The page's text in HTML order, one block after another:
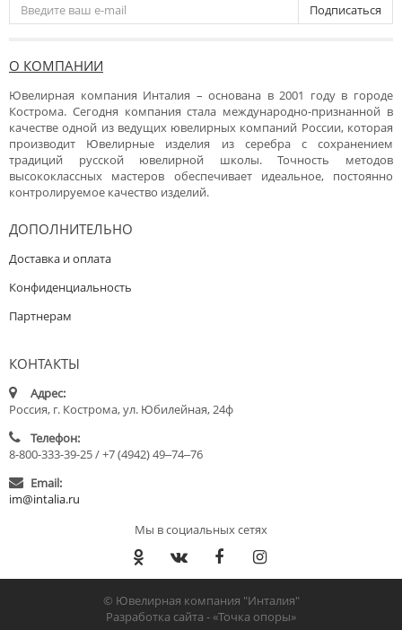
Подписаться
О КОМПАНИИ
Ювелирная компания Инталия – основана в 2001 году в городе
Кострома. Сегодня компания стала международно-признанной в
качестве одной из ведущих ювелирных компаний России, которая
производит Ювелирные изделия из серебра с сохранением
традиций русской ювелирной школы. Точность методов
высококлассных мастеров обеспечивает идеальное, постоянно
контролируемое качество изделий.
ДОПОЛНИТЕЛЬНО
Доставка и оплата
Конфиденциальность
Партнерам
КОНТАКТЫ
Адрес:
Россия, г. Кострома, ул. Юбилейная, 24ф
Телефон:
8-800-333-39-25 / +7 (4942) 49‒74‒76
Email:
im@intalia.ru
Мы в социальных сетях
© Ювелирная компания "Инталия"
Разработка сайта -«Точка опоры»